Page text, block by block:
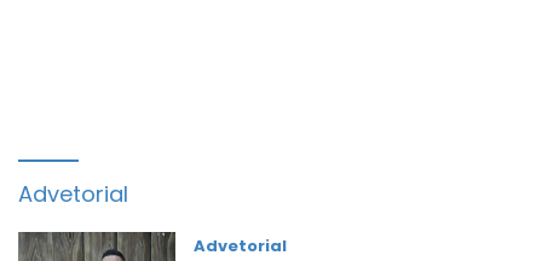
Advetorial
Advetorial